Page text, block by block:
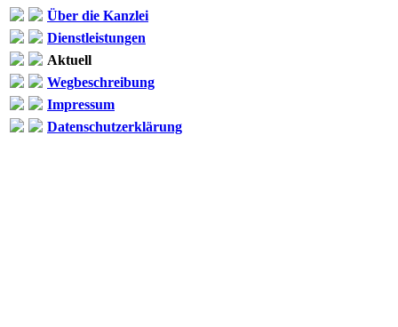
Über die Kanzlei
Dienstleistungen
Aktuell
Wegbeschreibung
Impressum
Datenschutzerklärung